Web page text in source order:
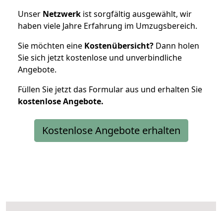
Unser Netzwerk ist sorgfältig ausgewählt, wir
haben viele Jahre Erfahrung im Umzugsbereich.
Sie möchten eine Kostenübersicht? Dann holen
Sie sich jetzt kostenlose und unverbindliche
Angebote.
Füllen Sie jetzt das Formular aus und erhalten Sie
kostenloseAngebote.
Kostenlose Angebote erhalten